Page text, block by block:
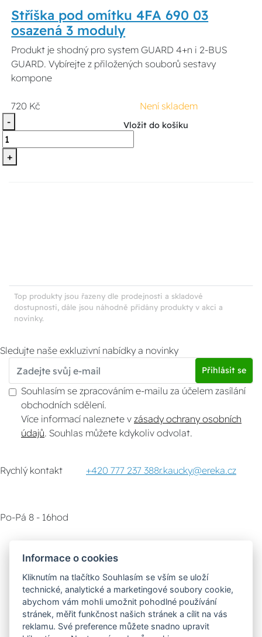
Stříška pod omítku 4FA 690 03
osazená 3 moduly
Produkt je shodný pro system GUARD 4+n i 2-BUS
GUARD. Vybírejte z přiložených souborů sestavy
kompone
720 Kč
Není skladem
-
+
Vložit do košíku
Top produkty jsou řazeny dle prodejnosti a skladové
dostupnosti, dále jsou náhodně přidány produkty v akci a
novinky.
Sledujte naše exkluzivní nabídky a novinky
Přihlásit se
Souhlasím se zpracováním e-mailu za účelem zasílání
obchodních sdělení.
Více informací naleznete v zásady ochrany osobních
údajů . Souhlas můžete kdykoliv odvolat.
Rychlý kontakt +420 777 237 388r.kaucky@ereka.cz
Po-Pá 8 - 16hod
Poradna
Možnosti dopravy
Informace o cookies
Kliknutím na tlačítko Souhlasím se vším se uloží
technické, analytické a marketingové soubory cookie,
abychom vám mohli umožnit pohodlné používání
stránek, měřit funkčnost našich stránek a cílit na vás
reklamu. Své preference můžete snadno upravit